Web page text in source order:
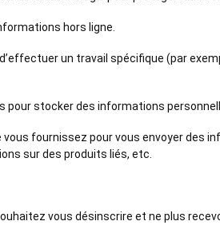
hors ligne.
un travail spécifique (par
pour stocker des informations
vous fournissez pour vous envoyer des
sur des produits liés, etc.
vous désinscrire et ne plus